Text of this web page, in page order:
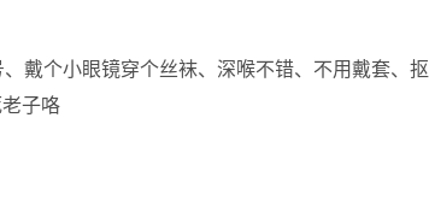
戴个小眼镜穿个丝袜、深喉不错、不用戴套、抠
子咯